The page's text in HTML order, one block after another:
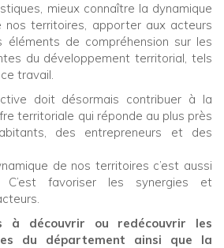
mieux connaître la dynamique
territoires, apporter aux acteurs
de compréhension sur les
du développement territorial, tels
travail.
doit désormais contribuer à la
territoriale qui réponde au plus près
des entrepreneurs et des
de nos territoires c’est aussi
C’est favoriser les synergies et
à découvrir ou redécouvrir les
du département ainsi que la